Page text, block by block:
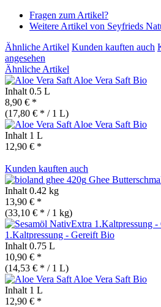
Fragen zum Artikel?
Weitere Artikel von Seyfrieds
Ähnliche Artikel Kunden kauften auch
angesehen
Ähnliche Artikel
Aloe Vera Saft Bio
Inhalt 0.5 L
8,90 € *
(17,80 € * / 1 L)
Aloe Vera Saft Bio
Inhalt 1 L
12,90 € *
Kunden kauften auch
Ghee
Inhalt 0.42 kg
13,90 € *
(33,10 € * / 1 kg)
1.Kaltpressung - Gereift Bio
Inhalt 0.75 L
10,90 € *
(14,53 € * / 1 L)
Aloe Vera Saft Bio
Inhalt 1 L
12,90 € *